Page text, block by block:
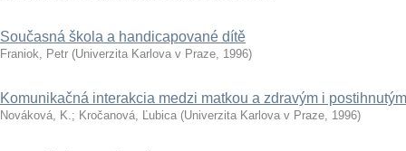
Současná škola a handicapované dítě
Franiok, Petr (Univerzita Karlova v Praze, 1996)
Komunikačná interakcia medzi matkou a zdravým i
Nováková, K.; Kročanová, Ľubica (Univerzita Karlova v Praze, 1996)